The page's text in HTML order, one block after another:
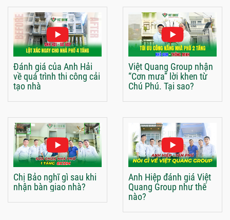
Đánh giá của Anh Hải
về quá trình thi công cải
tạo nhà
Việt Quang Group nhận
“Cơn mưa” lời khen từ
Chú Phú. Tại sao?
Chị Bảo nghĩ gì sau khi
nhận bàn giao nhà?
Anh Hiệp đánh giá Việt
Quang Group như thế
nào?